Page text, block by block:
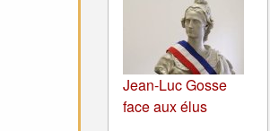
Jean-Luc Gosse
face aux élus